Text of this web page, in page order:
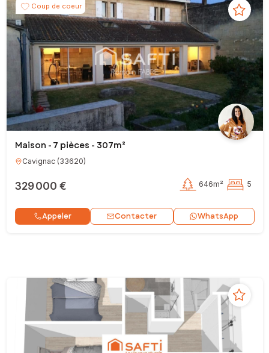
Coup de coeur
Maison - 7 pièces - 307m²
Cavignac(33620)
329 000 € 646m² 5
Appeler Contacter WhatsApp